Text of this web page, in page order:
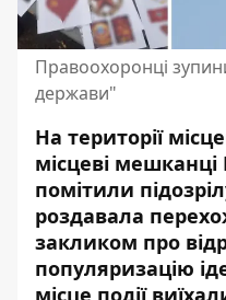
Правоохоронці
держави"
На території
місцеві мешканці
помітили
роздавала
закликом про
популяризацію
місце події